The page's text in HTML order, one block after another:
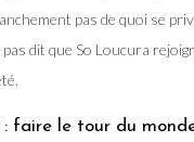
pas de quoi se
pas dit que So Loucura
faire le tour du